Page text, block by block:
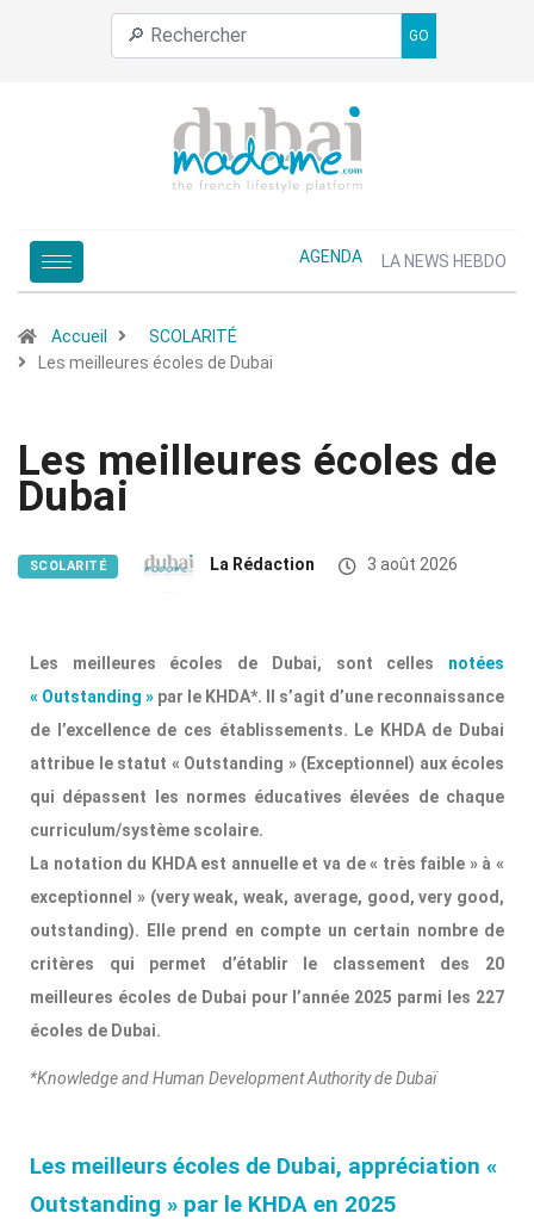
GO
AGENDA LA NEWS HEBDO
Accueil
SCOLARITÉ
Les meilleures écoles de Dubai
Les meilleures écoles de
Dubai
SCOLARITÉ La Rédaction 3 août 2026
Les meilleures écoles de Dubai, sont celles notées
« Outstanding » par le KHDA*. Il s’agit d’une reconnaissance
de l’excellence de ces établissements. Le KHDA de Dubai
attribue le statut « Outstanding » (Exceptionnel) aux écoles
qui dépassent les normes éducatives élevées de chaque
curriculum/système scolaire.
La notation du KHDA est annuelle et va de « très faible » à «
exceptionnel » (very weak, weak, average, good, very good,
outstanding). Elle prend en compte un certain nombre de
critères qui permet d’établir le classement des 20
meilleures écoles de Dubai pour l’année 2025 parmi les 227
écoles de Dubai.
*Knowledge and Human Development Authority de Dubaï
Les meilleurs écoles de Dubai, appréciation «
Outstanding » par le KHDA en 2025